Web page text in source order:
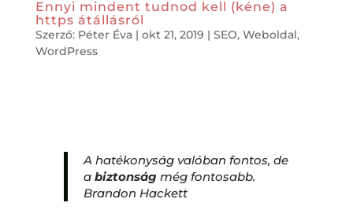
Ennyi mindent tudnod kell (kéne) a
https átállásról
Szerző: Péter Éva| okt 21, 2019 | SEO, Weboldal,
WordPress
A hatékonyság valóban fontos, de
abiztonság még fontosabb.
Brandon Hackett